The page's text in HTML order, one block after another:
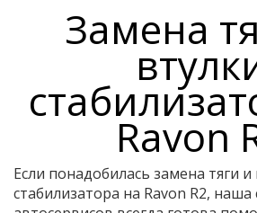
Замена
Ravon
Если понадобилась замена тяги и
стабилизатора на Ravon R2, наша